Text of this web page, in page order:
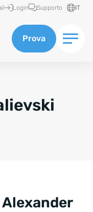
Login Supporto IT
Prova